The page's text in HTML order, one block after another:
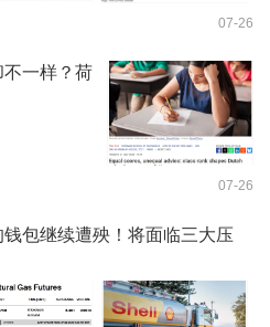
07-26
一样？荷
07-26
包继续遭殃！将面临三大压